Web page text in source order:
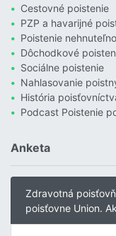
Cestovné poistenie
PZP a havarijné
Poistenie
Dôchodkové
Sociálne poistenie
Nahlasovanie
História
Podcast Poistenie
Anketa
Zdravotná
poisťovne Union.